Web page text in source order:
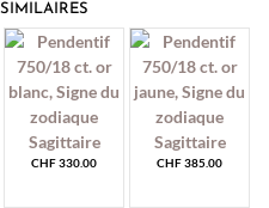
CHF330.00 CHF385.00